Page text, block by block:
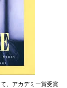
、アカデミー賞受賞